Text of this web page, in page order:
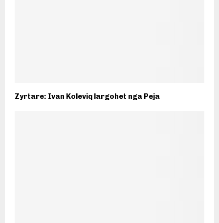
Zyrtare: Ivan Koleviq largohet nga Peja